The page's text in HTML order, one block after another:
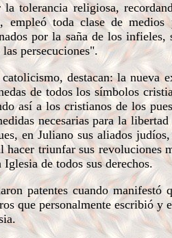
tolerancia religiosa,
empleó toda clase de
por la saña de los infieles,
persecuciones".
destacan: la nueva
de todos los símbolos
así a los cristianos de los
necesarias para la
en Juliano sus aliados
triunfar sus revoluciones
de todos sus derechos.
patentes cuando
que personalmente escribió y